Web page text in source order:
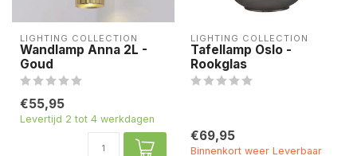
LIGHTING COLLECTION
Wandlamp Anna 2L -
Goud
€55,95
Levertijd 2 tot 4 werkdagen
LIGHTING COLLECTION
Tafellamp Oslo -
Rookglas
€69,95
Binnenkort weer Leverbaar